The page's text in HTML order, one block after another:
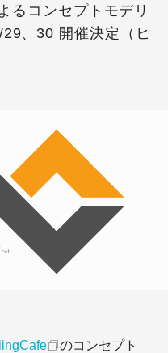
るコンセプトモデリ
、30 開催決定（ヒ
のコンセプト